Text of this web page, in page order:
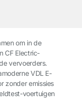
om in de
CF Electric-
vervoerders.
VDL E-
zonder emissies
voertuigen